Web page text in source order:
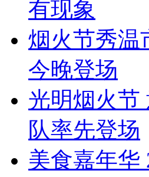
有现象
烟火节秀温
今晚登场
光明烟火节
队率先登场
美食嘉年华